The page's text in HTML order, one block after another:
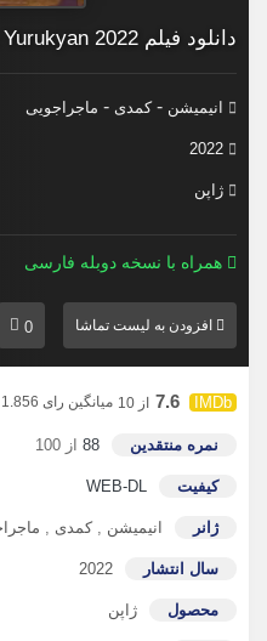
دانلود فیلم Eiga Yurukyan 2022
انیمیشن -کمدی - ماجراجویی
2022
ژاپن
همراه با نسخه دوبله فارسی
افزودن به لیست تماشا 0
7.6 از 10 میانگین رای 1.856 نفر
نمره منتقدین 88 از 100
کیفیت WEB-DL
ژانر انیمیشن ,کمدی ,
سال انتشار 2022
محصول ژاپن